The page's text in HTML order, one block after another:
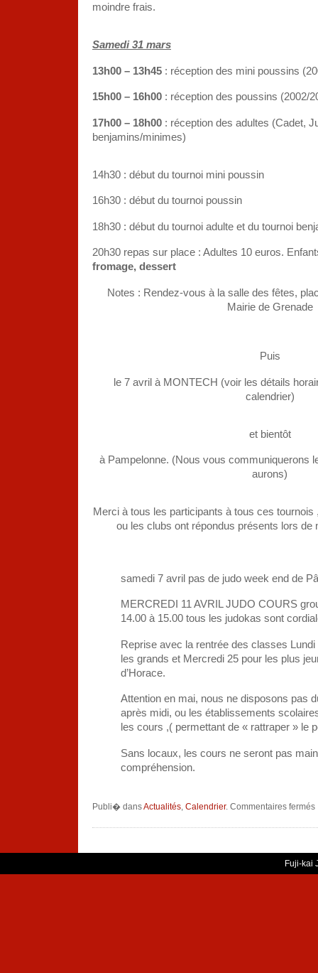
moindre frais.
Samedi 31 mars
13h00 – 13h45 : réception des mini poussins
15h00 – 16h00 : réception des poussins (2002/
17h00 – 18h00 : réception des adultes (Cadet,
benjamins/minimes)
14h30 : début du tournoi mini poussin
16h30 : début du tournoi poussin
18h30 : début du tournoi adulte et du tournoi
20h30 repas sur place : Adultes 10 euros.
fromage, dessert
Notes : Rendez-vous à la salle des fêtes,
Mairie de Grenade
Puis
le 7 avril à MONTECH (voir les détails
calendrier)
et bientôt
à Pampelonne. (Nous vous communiquerons
aurons)
Merci à tous les participants à tous ces
ou les clubs ont répondus présents lors de
samedi 7 avril pas de judo week end de
MERCREDI 11 AVRIL JUDO COURS
14.00 à 15.00 tous les judokas sont
Reprise avec la rentrée des classes
les grands et Mercredi 25 pour les plus
d’Horace.
Attention en mai, nous ne disposons pas
après midi, ou les établissements
les cours ,( permettant de « rattraper » le
Sans locaux, les cours ne seront pas
compréhension.
Publi� dansActualités, Calendrier. Commentaires fermés
Fuji-kai